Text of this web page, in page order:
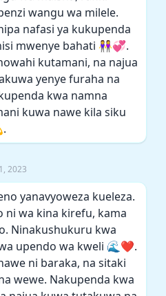
wangu wa milele.
nafasi ya kukupenda
mwenye bahati 👭💞.
kutamani, na najua
yenye furaha na
kwa namna
kuwa nawe kila siku
2023
yanavyoweza kueleza.
ni wa kina kirefu, kama
Ninakushukuru kwa
upendo wa kweli 🌊❤️.
ni baraka, na sitaki
wewe. Nakupenda kwa